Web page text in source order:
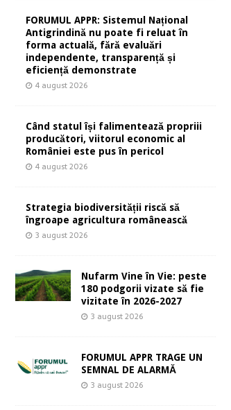
FORUMUL APPR: Sistemul Național
Antigrindină nu poate fi reluat în
forma actuală, fără evaluări
independente, transparență și
eficiență demonstrate
4 august 2026
Când statul își falimentează propriii
producători, viitorul economic al
României este pus în pericol
4 august 2026
Strategia biodiversității riscă să
îngroape agricultura românească
3 august 2026
Nufarm Vine în Vie: peste
180 podgorii vizate să fie
vizitate în 2026-2027
3 august 2026
FORUMUL APPR TRAGE UN
SEMNAL DE ALARMĂ
3 august 2026